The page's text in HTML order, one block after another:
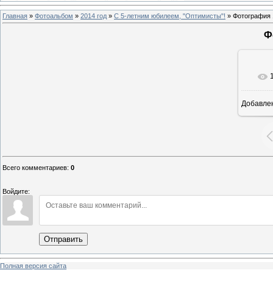
Главная » Фотоальбом » 2014 год » С 5-летним юбилеем, "Оптимисты"! » Фотография
Всего комментариев: 0
Войдите:
Отправить
Полная версия сайта